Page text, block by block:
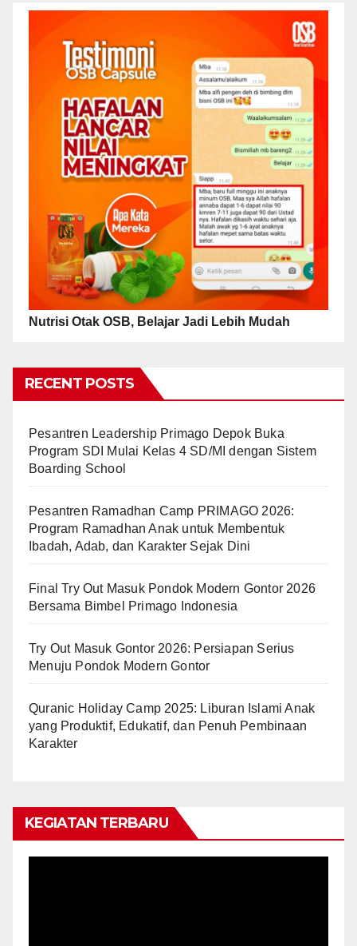
Nutrisi Otak OSB, Belajar Jadi Lebih Mudah
RECENT POSTS
Pesantren Leadership Primago Depok Buka
Program SDI Mulai Kelas 4 SD/MI dengan Sistem
Boarding School
Pesantren Ramadhan Camp PRIMAGO 2026:
Program Ramadhan Anak untuk Membentuk
Ibadah, Adab, dan Karakter Sejak Dini
Final Try Out Masuk Pondok Modern Gontor 2026
Bersama Bimbel Primago Indonesia
Try Out Masuk Gontor 2026: Persiapan Serius
Menuju Pondok Modern Gontor
Quranic Holiday Camp 2025: Liburan Islami Anak
yang Produktif, Edukatif, dan Penuh Pembinaan
Karakter
KEGIATAN TERBARU